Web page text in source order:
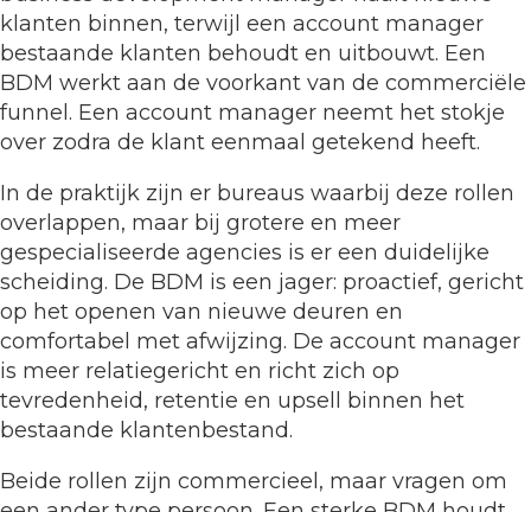
klanten binnen, terwijl een account manager
bestaande klanten behoudt en uitbouwt. Een
BDM werkt aan de voorkant van de commerciële
funnel. Een account manager neemt het stokje
over zodra de klant eenmaal getekend heeft.
In de praktijk zijn er bureaus waarbij deze rollen
overlappen, maar bij grotere en meer
gespecialiseerde agencies is er een duidelijke
scheiding. De BDM is een jager: proactief, gericht
op het openen van nieuwe deuren en
comfortabel met afwijzing. De account manager
is meer relatiegericht en richt zich op
tevredenheid, retentie en upsell binnen het
bestaande klantenbestand.
Beide rollen zijn commercieel, maar vragen om